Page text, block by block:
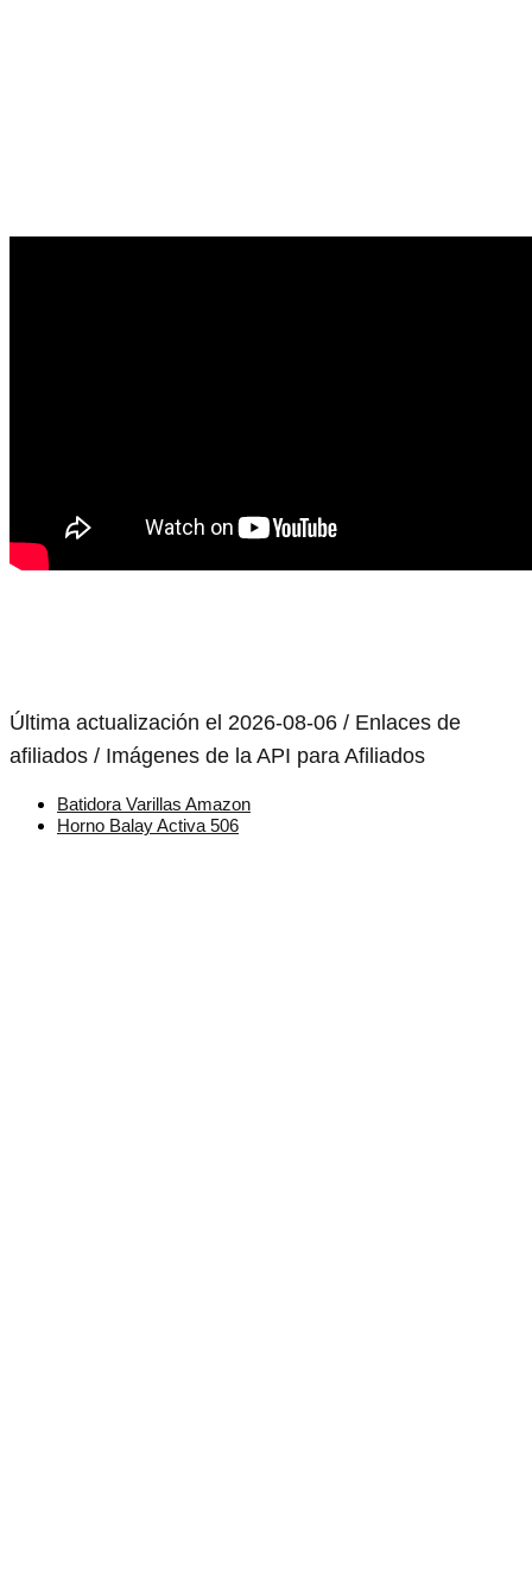
Última actualización el 2026-08-06 / Enlaces de
afiliados / Imágenes de la API para Afiliados
Batidora Varillas Amazon
Horno Balay Activa 506